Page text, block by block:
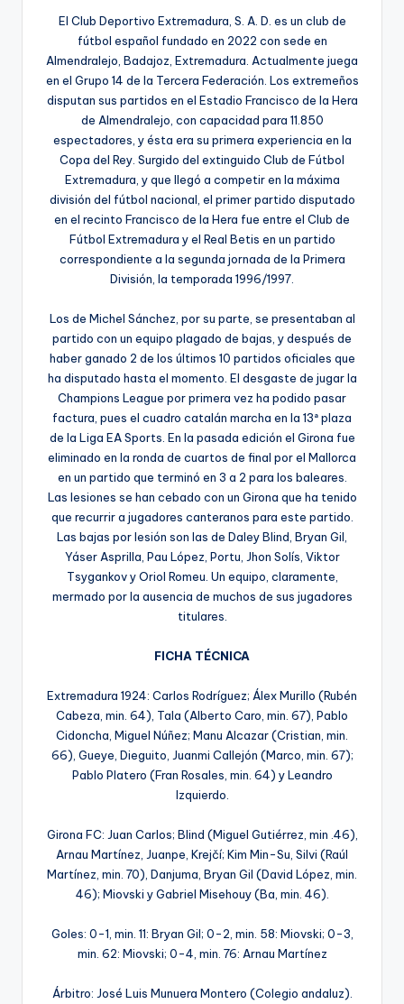
El Club Deportivo Extremadura, S. A. D. es un club de
fútbol español fundado en 2022 con sede en
Almendralejo, Badajoz, Extremadura. Actualmente juega
en el Grupo 14 de la Tercera Federación. Los extremeños
disputan sus partidos en el Estadio Francisco de la Hera
de Almendralejo, con capacidad para 11.850
espectadores, y ésta era su primera experiencia en la
Copa del Rey. Surgido del extinguido Club de Fútbol
Extremadura, y que llegó a competir en la máxima
división del fútbol nacional, el primer partido disputado
en el recinto Francisco de la Hera fue entre el Club de
Fútbol Extremadura y el Real Betis en un partido
correspondiente a la segunda jornada de la Primera
División, la temporada 1996/1997.
Los de Michel Sánchez, por su parte, se presentaban al
partido con un equipo plagado de bajas, y después de
haber ganado 2 de los últimos 10 partidos oficiales que
ha disputado hasta el momento. El desgaste de jugar la
Champions League por primera vez ha podido pasar
factura, pues el cuadro catalán marcha en la 13ª plaza
de la Liga EA Sports. En la pasada edición el Girona fue
eliminado en la ronda de cuartos de final por el Mallorca
en un partido que terminó en 3 a 2 para los baleares.
Las lesiones se han cebado con un Girona que ha tenido
que recurrir a jugadores canteranos para este partido.
Las bajas por lesión son las de Daley Blind, Bryan Gil,
Yáser Asprilla, Pau López, Portu, Jhon Solís, Viktor
Tsygankov y Oriol Romeu. Un equipo, claramente,
mermado por la ausencia de muchos de sus jugadores
titulares.
FICHA TÉCNICA
Extremadura 1924: Carlos Rodríguez; Álex Murillo (Rubén
Cabeza, min. 64), Tala (Alberto Caro, min. 67), Pablo
Cidoncha, Miguel Núñez; Manu Alcazar (Cristian, min.
66), Gueye, Dieguito, Juanmi Callejón (Marco, min. 67);
Pablo Platero (Fran Rosales, min. 64) y Leandro
Izquierdo.
Girona FC: Juan Carlos; Blind (Miguel Gutiérrez, min .46),
Arnau Martínez, Juanpe, Krejčí; Kim Min-Su, Silvi (Raúl
Martínez, min. 70), Danjuma, Bryan Gil (David López, min.
46); Miovski y Gabriel Misehouy (Ba, min. 46).
Goles: 0-1, min. 11: Bryan Gil; 0-2, min. 58: Miovski; 0-3,
min. 62: Miovski; 0-4, min. 76: Arnau Martínez
Árbitro: José Luis Munuera Montero (Colegio andaluz).